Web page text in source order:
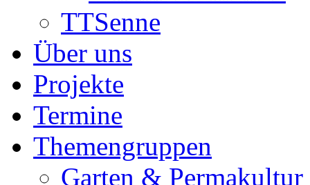
TTSenne
Über uns
Projekte
Termine
Themengruppen
Garten & Permakultur